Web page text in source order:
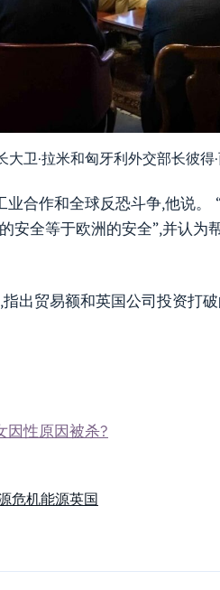
大卫·拉米和匈牙利外交部长彼
合作和全球反恐斗争,他说。
安全等于欧洲的安全”,并认为
出贸易额和英国公司投资打破
因性原因被杀?
危机能源英国